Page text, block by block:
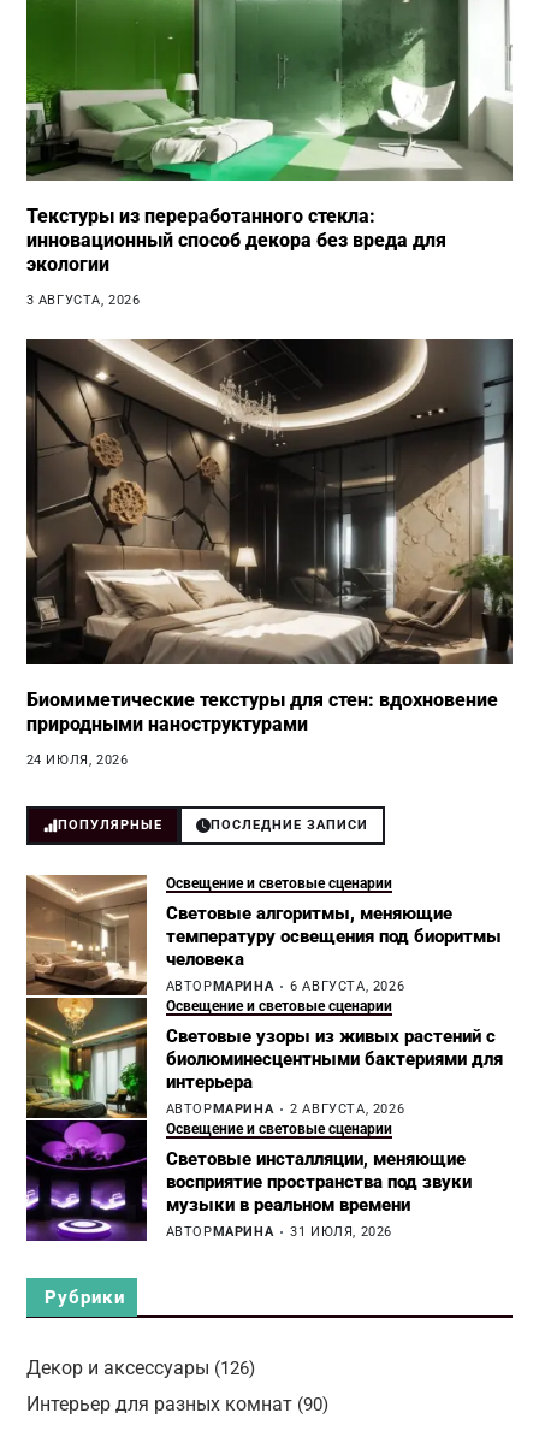
Текстуры из переработанного стекла:
инновационный способ декора без вреда для
экологии
3 АВГУСТА, 2026
Биомиметические текстуры для стен: вдохновение
природными наноструктурами
24 ИЮЛЯ, 2026
ПОПУЛЯРНЫЕ ПОСЛЕДНИЕ ЗАПИСИ
Освещение и световые сценарии
Световые алгоритмы, меняющие
температуру освещения под биоритмы
человека
АВТОР МАРИНА 6 АВГУСТА, 2026
Освещение и световые сценарии
Световые узоры из живых растений с
биолюминесцентными бактериями для
интерьера
АВТОР МАРИНА 2 АВГУСТА, 2026
Освещение и световые сценарии
Световые инсталляции, меняющие
восприятие пространства под звуки
музыки в реальном времени
АВТОР МАРИНА 31 ИЮЛЯ, 2026
Рубрики
Декор и аксессуары (126)
Интерьер для разных комнат(90)